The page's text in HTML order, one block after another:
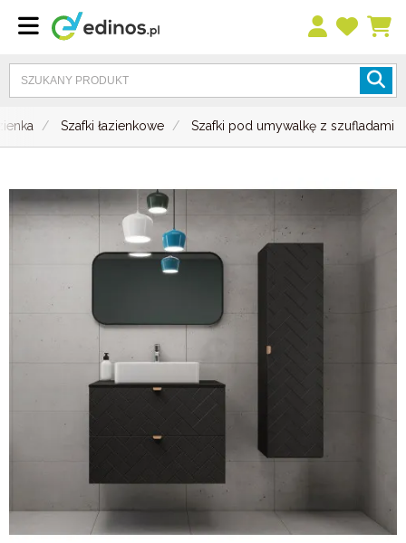
Szafki łazienkowe Szafki pod umywalkę z szufladami